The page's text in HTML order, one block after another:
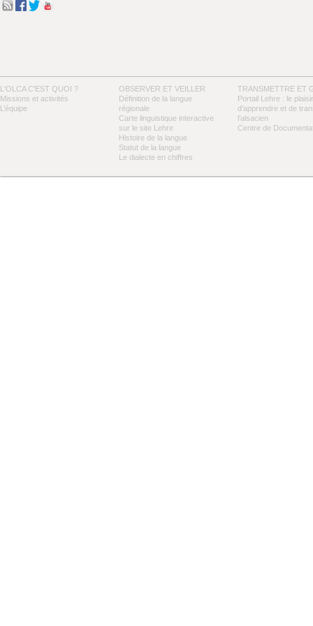
L'OLCA C'EST QUOI ?
Missions et activités
L’équipe
OBSERVER ET VEILLER
Définition de la langue
régionale
Carte linguistique interactive
sur le site Lehre
Histoire de la langue
Statut de la langue
Le dialecte en chiffres
TRANSMETTRE ET
Portail Lehre : le plaisir
d’apprendre et de
l’alsacien
Centre de